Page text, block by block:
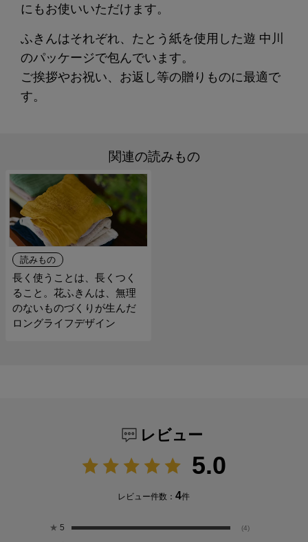
にもお使いいただけます。
ふきんはそれぞれ、たとう紙を使用した遊 中川
のパッケージで包んでいます。
ご挨拶やお祝い、お返し等の贈りものに最適で
す。
関連の読みもの
読みもの
長く使うことは、長くつく
ること。花ふきんは、無理
のないものづくりが生んだ
ロングライフデザイン
レビュー
5.0
レビュー件数：4件
★ 5 (4)